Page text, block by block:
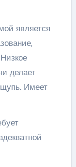
является
делает
Имеет